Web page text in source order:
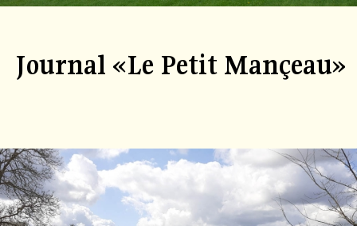
Journal «Le Petit Mançeau»